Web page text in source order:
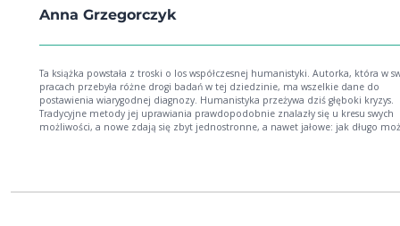
Anna Grzegorczyk
Ta książka powstała z troski o los współczesnej humanistyki. Autorka, która w
pracach przebyła różne drogi badań w tej dziedzinie, ma wszelkie dane do
postawienia wiarygodnej diagnozy. Humanistyka przeżywa dziś głęboki kryzys.
Tradycyjne metody jej uprawiania prawdopodobnie znalazły się u kresu swych
możliwości, a nowe zdają się zbyt jednostronne, a nawet jałowe: jak długo
pojmowanie. A to polega na poznaniu zarazem uobecniającym i